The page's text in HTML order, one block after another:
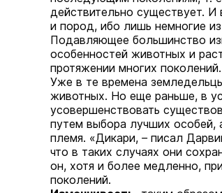
действительно существует.
и пород, ибо лишь немногие
Подавляющее большинство
особенностей животных и
протяжении многих
Уже в те времена
животных. Но еще раньше, в
усовершенствовать
путем выбора лучших особей,
племя. «Дикари, –писал
что в таких случаях они
он, хотя и более медленно,
поколений.